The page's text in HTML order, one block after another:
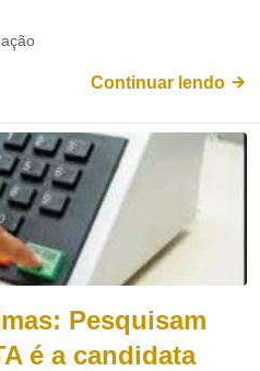
Continuar lendo
Pesquisam
é a candidata